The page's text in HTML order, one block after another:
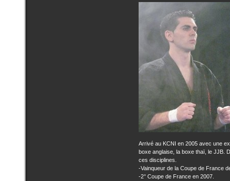
Arrivé au KCNI en 2005 avec une
boxe anglaise, la boxe thaï, le JJB.
ces disciplines.
-Vainqueur de la Coupe de France
-2° Coupe de France en 2007.